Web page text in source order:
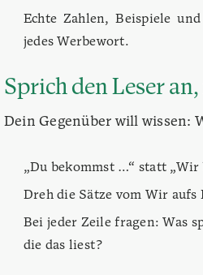
Echte Zahlen, Beispiele
jedes Werbewort.
Sprich den Leser
Dein Gegenüber will wissen:
„Du bekommst …“ statt
Dreh die Sätze vom Wir aufs
Bei jeder Zeile fragen: Was
die das liest?